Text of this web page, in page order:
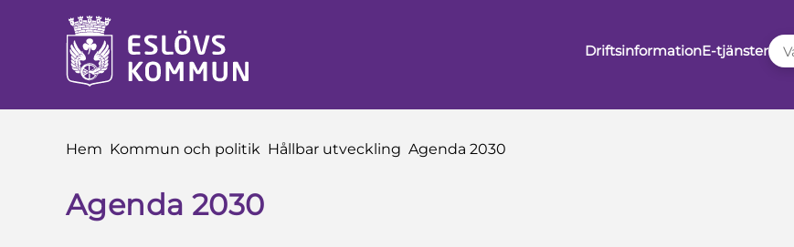
till innehåll
till sidomeny
DriftsinformationE-tjänster
Du är här:
Hem Kommun och politik Hållbar utveckling Agenda 2030
Agenda 2030